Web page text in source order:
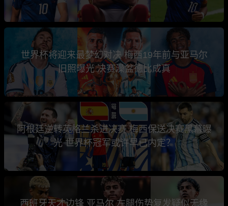
世界杯将迎来最梦幻对决 梅西19年前与亚马尔
旧照曝光 决赛澡盆德比成真
阿根廷逆转英格兰杀进决赛 梅西保送决赛黑幕曝
光 世界杯冠军或许早已内定？
西班牙天才边锋 亚马尔 左腿伤势复发疑似无缘